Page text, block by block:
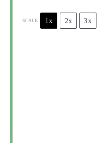
SCALE 1x 2x 3x